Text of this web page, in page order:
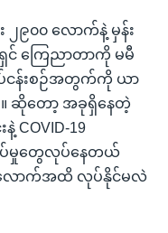
၂၉၀၀ လောက်နဲ့ မှန်း
င် ကြေညာတာကို မမီ
န်းစဉ်အတွက်ကို ယာ
ဆိုတော့ အခုရှိနေတဲ့
COVID-19
ပ်မှုတွေလုပ်နေတယ်
ောက်အထိ လုပ်နိုင်မလဲ